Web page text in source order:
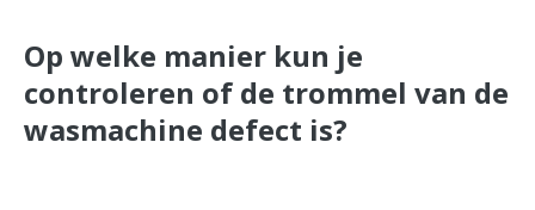
Op welke manier kun je
controleren of de trommel van de
wasmachine defect is?